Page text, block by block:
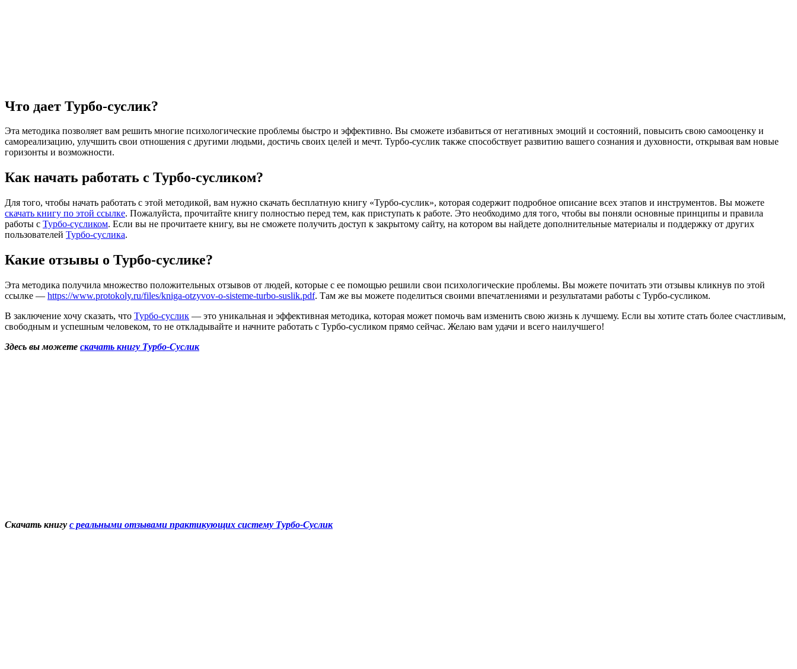
Что дает Турбо-суслик?
Эта методика позволяет вам решить многие психологические проблемы быстро и эффективно. Вы сможете избавиться от негативных эмоций и состояний, повысить свою самооценку и
самореализацию, улучшить свои отношения с другими людьми, достичь своих целей и мечт. Турбо-суслик также способствует развитию вашего сознания и духовности, открывая вам новые
горизонты и возможности.
Как начать работать с Турбо-сусликом?
Для того, чтобы начать работать с этой методикой, вам нужно скачать бесплатную книгу «Турбо-суслик», которая содержит подробное описание всех этапов и инструментов. Вы можете
скачать книгу по этой ссылке. Пожалуйста, прочитайте книгу полностью перед тем, как приступать к работе. Это необходимо для того, чтобы вы поняли основные принципы и правила
работы с Турбо-сусликом. Если вы не прочитаете книгу, вы не сможете получить доступ к закрытому сайту, на котором вы найдете дополнительные материалы и поддержку от других
пользователей Турбо-суслика.
Какие отзывы о Турбо-суслике?
Эта методика получила множество положительных отзывов от людей, которые с ее помощью решили свои психологические проблемы. Вы можете почитать эти отзывы кликнув по этой
ссылке — https://www.protokoly.ru/files/kniga-otzyvov-o-sisteme-turbo-suslik.pdf. Там же вы можете поделиться своими впечатлениями и результатами работы с Турбо-сусликом.
В заключение хочу сказать, что Турбо-суслик — это уникальная и эффективная методика, которая может помочь вам изменить свою жизнь к лучшему. Если вы хотите стать более счастливым,
свободным и успешным человеком, то не откладывайте и начните работать с Турбо-сусликом прямо сейчас. Желаю вам удачи и всего наилучшего!
Здесь вы можете скачать книгу Турбо-Суслик
Скачать книгу с реальными отзывами практикующих систему Турбо-Суслик